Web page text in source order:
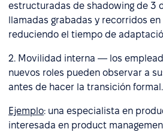
estructuradas de shadowing de 3
llamadas grabadas y recorridos en
reduciendo el tiempo de
2. Movilidad interna — los
nuevos roles pueden observar a
antes de hacer la transición formal.
Ejemplo: una especialista en
interesada en product